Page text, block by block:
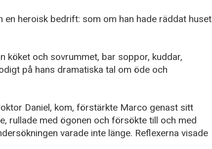
en heroisk bedrift: som om han hade räddat huset
köket och sovrummet, bar soppor, kuddar,
på hans dramatiska tal om öde och
Daniel, kom, förstärkte Marco genast sitt
rullade med ögonen och försökte till och med
varade inte länge. Reflexerna visade